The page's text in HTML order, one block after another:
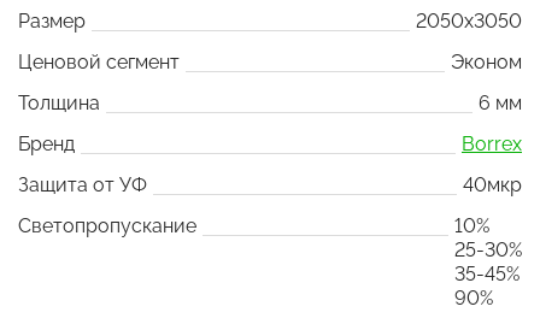
Размер
2050x3050
Ценовой сегмент
Эконом
Толщина
6 мм
Бренд
Borrex
Защита от УФ
40мкр
Светопропускание
10%
25-30%
35-45%
90%